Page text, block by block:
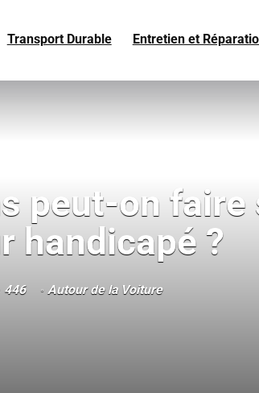
Transport Durable Entretien et
peut-on faire
handicapé ?
446 Autour de la Voiture